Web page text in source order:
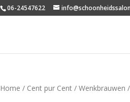
06-24547622
Home / Cent pur Cent /Wenkbrauwen